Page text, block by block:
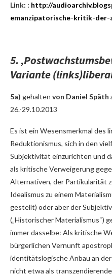
Link: : http://
emanzipatorische-kritik-der-
5.
Variante
5a) gehalten von Daniel Späth
26.-29.10.2013
Es ist ein Wesensmerkmal des
Reduktionismus, sich in den
Subjektivität einzurichten und
als kritische Verweigerung
Alternativen, der Partikularität
Idealismus zu einem
gestellt) oder aber der
(„Historischer Materialismus“)
immer dasselbe: Als kritische
bürgerlichen Vernunft
identitätslogische Anbau an
nicht etwa als